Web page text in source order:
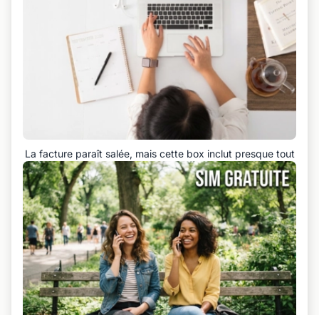
La facture paraît salée, mais cette box inclut presque tout